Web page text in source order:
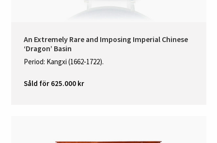
An Extremely Rare and Imposing Imperial Chinese
‘Dragon’ Basin
Period: Kangxi (1662‑1722).
Såld för 625.000 kr